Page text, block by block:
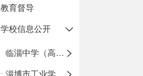
教育督导
学校信息公开
临淄中学（高中）